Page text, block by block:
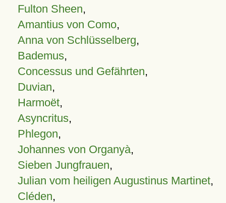
Fulton Sheen,
Amantius von Como,
Anna von Schlüsselberg,
Bademus,
Concessus und Gefährten,
Duvian,
Harmoët,
Asyncritus,
Phlegon,
Johannes von Organyà,
Sieben Jungfrauen,
Julian vom heiligen Augustinus Martinet,
Cléden,